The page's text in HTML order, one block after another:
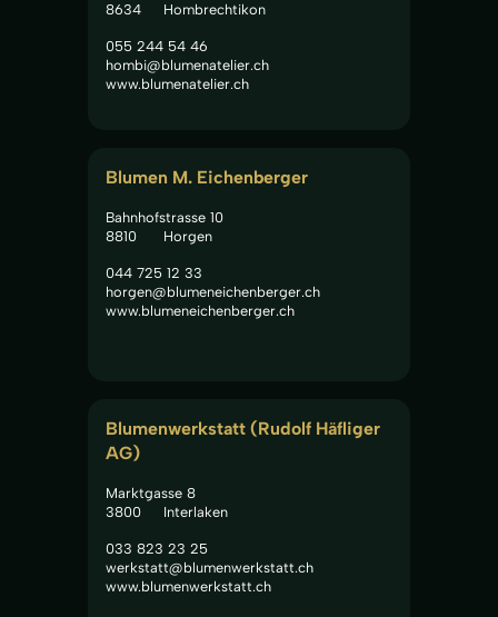
8634
Hombrechtikon
055 244 54 46
hombi@blumenatelier.ch
www.blumenatelier.ch
Blumen M. Eichenberger
Bahnhofstrasse 10
8810
Horgen
044 725 12 33
horgen@blumeneichenberger.ch
www.blumeneichenberger.ch
Blumenwerkstatt (Rudolf Häfliger
AG)
Marktgasse 8
3800
Interlaken
033 823 23 25
werkstatt@blumenwerkstatt.ch
www.blumenwerkstatt.ch